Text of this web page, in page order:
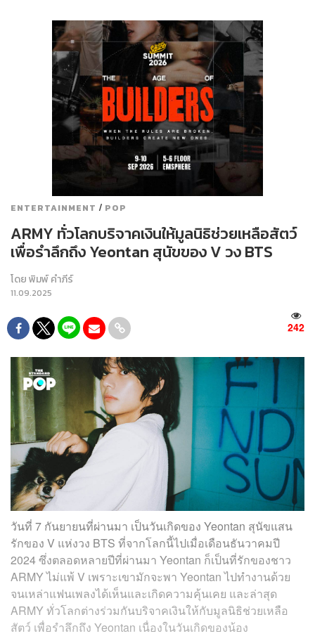
ENTERTAINMENT / POP
ARMY ทั่วโลกบริจาคเงินให้มูลนิธิช่วยเหลือสัตว์
เพื่อรำลึกถึง Yeontan สุนัขของ V วง BTS
โดยพิมพ์ คำภีร์
11.09.2025
242
วันที่ 7 กันยายนที่ผ่านมา เป็นวันเกิดของ Yeontan สุนัขแสน
รักของ V แห่งวง BTS ที่จากโลกนี้ไปเมื่อเดือนธันวาคมปี
2024 ซึ่งตลอดหลายปีที่ผ่านมา Yeontan ก็เป็นที่รักของชาว
ARMY ไม่แพ้ V เพราะเขามักจะพา Yeontan ไปทำงานด้วย
จนเหล่าแฟนเพลงได้เห็นและเกิดความคุ้นเคย และล่าสุด
ARMY ทั่วโลกต่างร่วมกันบริจาคเงินให้กับมูลนิธิช่วยเหลือ
สัตว์ เพื่อรำลึกถึง Yeontan เนื่องในวันเกิดของน้อง